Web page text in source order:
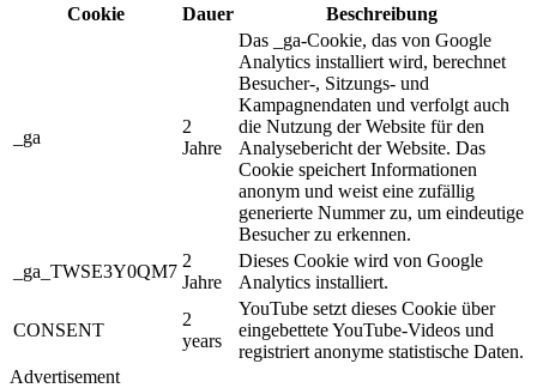
Cookie
Dauer Beschreibung
_ga
2
Jahre
Das _ga-Cookie, das von Google
Analytics installiert wird, berechnet
Besucher-, Sitzungs- und
Kampagnendaten und verfolgt auch
die Nutzung der Website für den
Analysebericht der Website. Das
Cookie speichert Informationen
anonym und weist eine zufällig
generierte Nummer zu, um eindeutige
Besucher zu erkennen.
_ga_TWSE3Y0QM7
2
Jahre
Dieses Cookie wird von Google
Analytics installiert.
CONSENT
2
years
YouTube setzt dieses Cookie über
eingebettete YouTube-Videos und
registriert anonyme statistische Daten.
Advertisement